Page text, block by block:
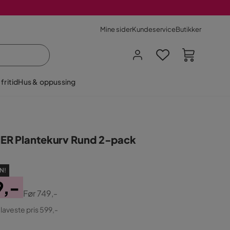
Mine siderKundeserviceButikker
fritidHus & oppussing
Plantekurv Rund 2-pack
Før749,-
pris 599,-